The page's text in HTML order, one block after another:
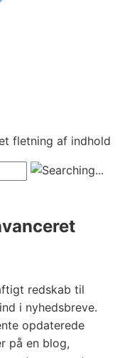
fletning af indhold
redskab til
i nyhedsbreve.
opdaterede
på en blog,